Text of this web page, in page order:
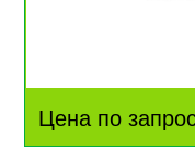
Цена по